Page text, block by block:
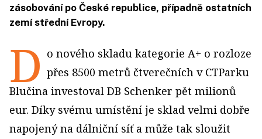
zásobování po České republice, případně ostatních
zemí střední Evropy.
D o nového skladu kategorie A+ o rozloze
přes 8500 metrů čtverečních v CTParku
Blučina investoval DB Schenker pět milionů
eur. Díky svému umístění je sklad velmi dobře
napojený na dálniční síť a může tak sloužit